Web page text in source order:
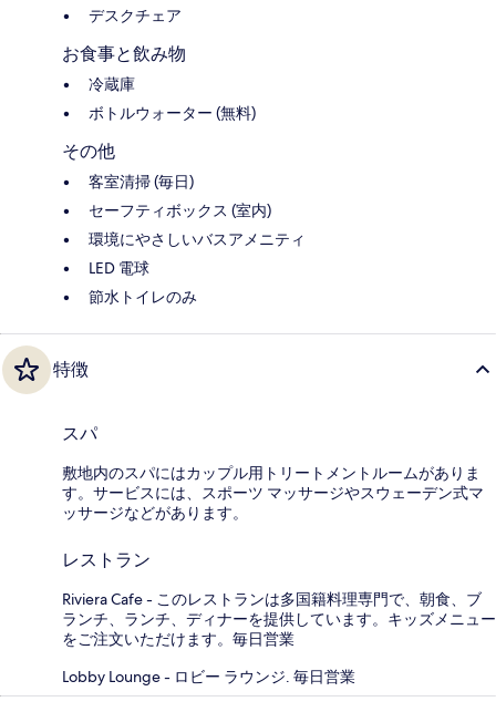
デスクチェア
お食事と飲み物
冷蔵庫
ボトルウォーター (無料)
その他
客室清掃 (毎日)
セーフティボックス (室内)
環境にやさしいバスアメニティ
LED 電球
節水トイレのみ
特徴
スパ
敷地内のスパにはカップル用トリートメントルームがありま
す。サービスには、スポーツ マッサージやスウェーデン式マ
ッサージなどがあります。
レストラン
Riviera Cafe - このレストランは多国籍料理専門で、朝食、ブ
ランチ、ランチ、ディナーを提供しています。キッズメニュー
をご注文いただけます。毎日営業
Lobby Lounge - ロビー ラウンジ. 毎日営業